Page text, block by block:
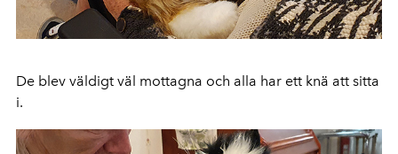
De blev väldigt väl mottagna och alla har ett knä att sitta
i.